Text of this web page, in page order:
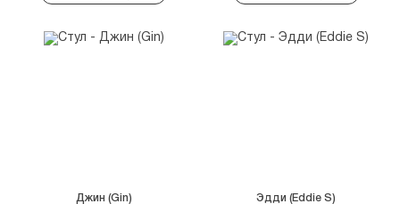
Джин (Gin) Эдди (Eddie S)